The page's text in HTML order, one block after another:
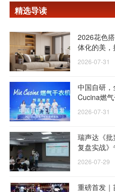
精选导读
2026花色
体化的美
2026-07-31
中国自研
Cucina燃
2026-07-31
瑞声达《
复盘实战
2026-07-29
重磅首发